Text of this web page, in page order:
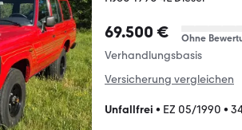
69.500 € Ohne
Verhandlungsbasis
Versicherung vergleichen
Unfallfrei • EZ 05/1990 •